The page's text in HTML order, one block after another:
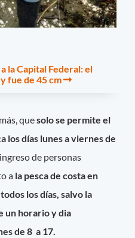
la Capital Federal: el
fue de 45 cm
quesolo se permite el
los días lunes a viernes de
de personas
a la pesca de costa en
los días, salvo la
un horario y dia
de 8 a 17.